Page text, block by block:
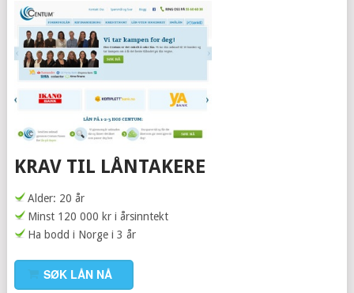
KRAV TIL LÅNTAKERE
Alder: 20 år
Minst 120 000 kr i årsinntekt
Ha bodd i Norge i 3 år
SØK LÅN NÅ